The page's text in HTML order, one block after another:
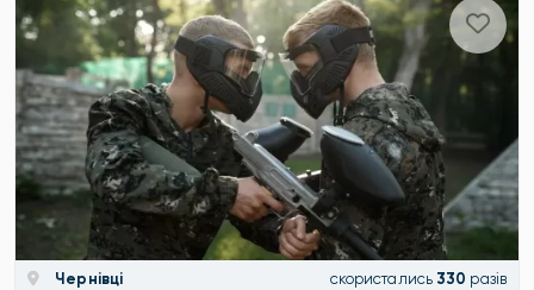
Чернівці скористались 330 разів